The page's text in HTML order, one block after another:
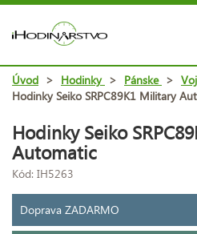
Úvod > Hodinky > Pánske >
Hodinky Seiko SRPC89K1 Military
Hodinky Seiko
Automatic
Kód: IH5263
Doprava ZADARMO